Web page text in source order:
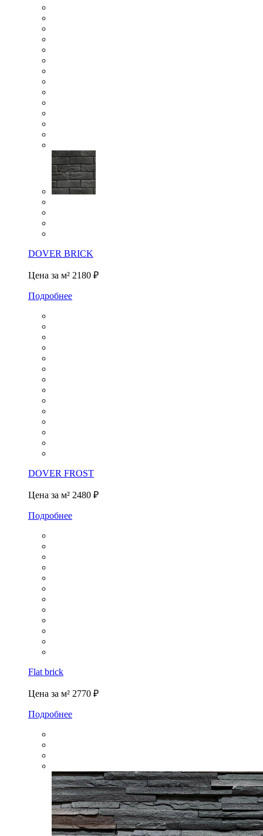
DOVER BRICK
Цена за м² 2180 ₽
Подробнее
DOVER FROST
Цена за м² 2480 ₽
Подробнее
Flat brick
Цена за м² 2770 ₽
Подробнее